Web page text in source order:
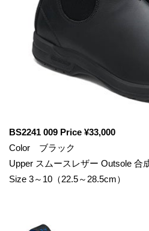
BS2241 009 Price ¥33,000
Color ブラック
Upper スムースレザー Outsole 合
Size 3～10（22.5～28.5cm）